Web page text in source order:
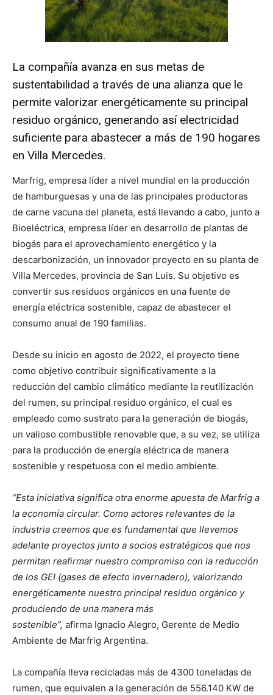
La compañía avanza en sus metas de
sustentabilidad a través de una alianza que le
permite valorizar energéticamente su principal
residuo orgánico, generando así electricidad
suficiente para abastecer a más de 190 hogares
en Villa Mercedes.
Marfrig, empresa líder a nivel mundial en la producción
de hamburguesas y una de las principales productoras
de carne vacuna del planeta, está llevando a cabo, junto a
Bioeléctrica, empresa líder en desarrollo de plantas de
biogás para el aprovechamiento energético y la
descarbonización, un innovador proyecto en su planta de
Villa Mercedes, provincia de San Luis. Su objetivo es
convertir sus residuos orgánicos en una fuente de
energía eléctrica sostenible, capaz de abastecer el
consumo anual de 190 familias.
Desde su inicio en agosto de 2022, el proyecto tiene
como objetivo contribuir significativamente a la
reducción del cambio climático mediante la reutilización
del rumen, su principal residuo orgánico, el cual es
empleado como sustrato para la generación de biogás,
un valioso combustible renovable que, a su vez, se utiliza
para la producción de energía eléctrica de manera
sostenible y respetuosa con el medio ambiente.
“Esta iniciativa significa otra enorme apuesta de Marfrig a
la economía circular. Como actores relevantes de la
industria creemos que es fundamental que llevemos
adelante proyectos junto a socios estratégicos que nos
permitan reafirmar nuestro compromiso con la reducción
de los GEI (gases de efecto invernadero), valorizando
energéticamente nuestro principal residuo orgánico y
produciendo de una manera más
sostenible”, afirma Ignacio Alegro, Gerente de Medio
Ambiente de Marfrig Argentina.
La compañía lleva recicladas más de 4300 toneladas de
rumen, que equivalen a la generación de 556.140 KW de